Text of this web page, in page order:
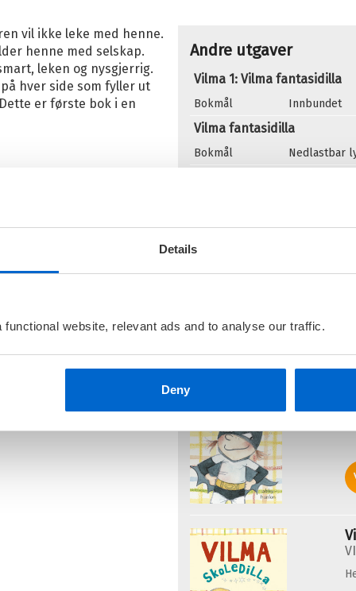
Details
website, relevant ads and to analyse our traffic.
Deny
vil ikke leke med henne.
henne med selskap.
leken og nysgjerrig.
hver side som fyller ut
er første bok i en
Andre utgaver
Vilma 1: Vilma fantasidilla
Bokmål Innbundet
Vilma fantasidilla
Bokmål Nedlastbar